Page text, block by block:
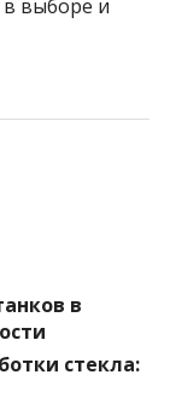
в выборе и
в
стекла: